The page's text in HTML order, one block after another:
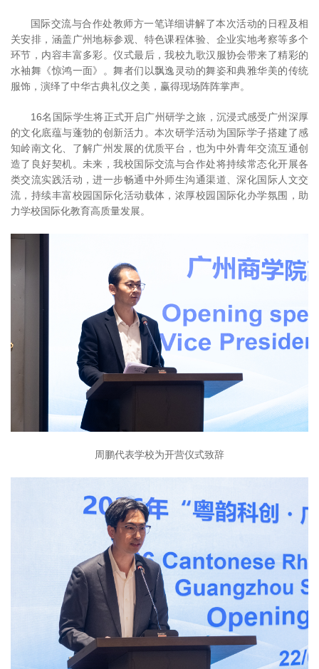
国际交流与合作处教师方一笔详细讲解了本次活动的日程及相
关安排，涵盖广州地标参观、特色课程体验、企业实地考察等多个
环节，内容丰富多彩。仪式最后，我校九歌汉服协会带来了精彩的
水袖舞《惊鸿一面》。舞者们以飘逸灵动的舞姿和典雅华美的传统
服饰，演绎了中华古典礼仪之美，赢得现场阵阵掌声。
16名国际学生将正式开启广州研学之旅，沉浸式感受广州深厚
的文化底蕴与蓬勃的创新活力。本次研学活动为国际学子搭建了感
知岭南文化、了解广州发展的优质平台，也为中外青年交流互通创
造了良好契机。未来，我校国际交流与合作处将持续常态化开展各
类交流实践活动，进一步畅通中外师生沟通渠道、深化国际人文交
流，持续丰富校园国际化活动载体，浓厚校园国际化办学氛围，助
力学校国际化教育高质量发展。
周鹏代表学校为开营仪式致辞